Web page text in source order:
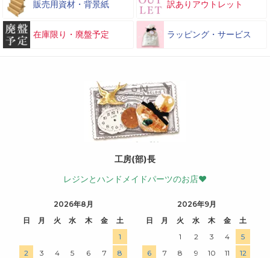
販売用資材・背景紙 訳ありアウトレット
在庫限り・廃盤予定 ラッピング・サービス
工房(部)長
レジンとハンドメイドパーツのお店♥
2026年8月
日
月 火 水 木 金
土
1
2
3 4 5 6 7
8
2026年9月
日
月 火 水 木 金
土
1
2 3 4
5
6
7 8 9 10 11
12